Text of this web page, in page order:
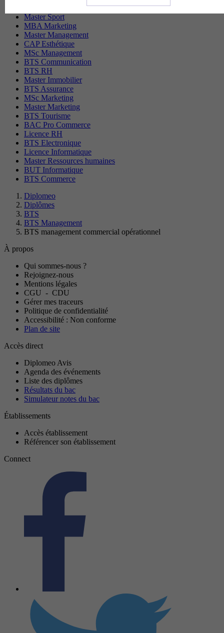
Master Sport
MBA Marketing
Master Management
CAP Esthétique
MSc Management
BTS Communication
BTS RH
Master Immobilier
BTS Assurance
MSc Marketing
Master Marketing
BTS Tourisme
BAC Pro Commerce
Licence RH
BTS Electronique
Licence Informatique
Master Ressources humaines
BUT Informatique
BTS Commerce
Diplomeo
Diplômes
BTS
BTS Management
BTS management commercial opérationnel
À propos
Qui sommes-nous ?
Rejoignez-nous
Mentions légales
CGU - CDU
Gérer mes traceurs
Politique de confidentialité
Accessibilité : Non conforme
Plan de site
Accès direct
Diplomeo Avis
Agenda des événements
Liste des diplômes
Résultats du bac
Simulateur notes du bac
Établissements
Accès établissement
Référencer son établissement
Connect